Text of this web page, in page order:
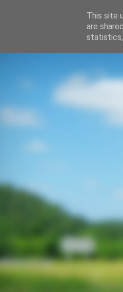
This site
are
statistics,